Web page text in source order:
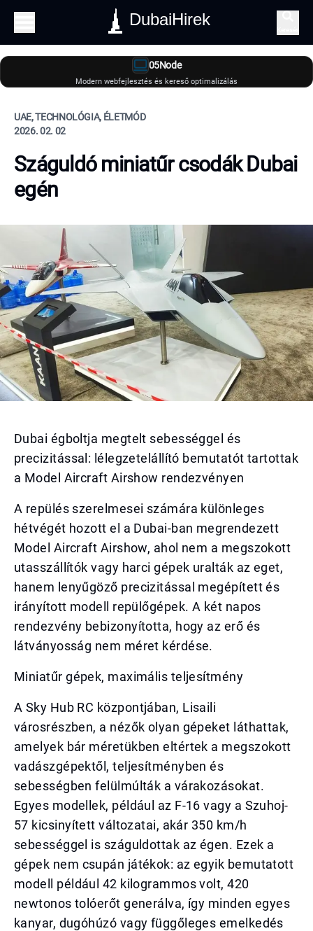
DubaiHirek
05Node
Modern webfejlesztés és kereső optimalizálás
UAE, TECHNOLÓGIA, ÉLETMÓD
2026. 02. 02
Száguldó miniatűr csodák Dubai
egén
Dubai égboltja megtelt sebességgel és
precizitással: lélegzetelállító bemutatót tartottak
a Model Aircraft Airshow rendezvényen
A repülés szerelmesei számára különleges
hétvégét hozott el a Dubai-ban megrendezett
Model Aircraft Airshow, ahol nem a megszokott
utasszállítók vagy harci gépek uralták az eget,
hanem lenyűgöző precizitással megépített és
irányított modell repülőgépek. A két napos
rendezvény bebizonyította, hogy az erő és
látványosság nem méret kérdése.
Miniatűr gépek, maximális teljesítmény
A Sky Hub RC központjában, Lisaili
városrészben, a nézők olyan gépeket láthattak,
amelyek bár méretükben eltértek a megszokott
vadászgépektől, teljesítményben és
sebességben felülmúlták a várakozásokat.
Egyes modellek, például az F-16 vagy a Szuhoj-
57 kicsinyített változatai, akár 350 km/h
sebességgel is száguldottak az égen. Ezek a
gépek nem csupán játékok: az egyik bemutatott
modell például 42 kilogrammos volt, 420
newtonos tolóerőt generálva, így minden egyes
kanyar, dugóhúzó vagy függőleges emelkedés